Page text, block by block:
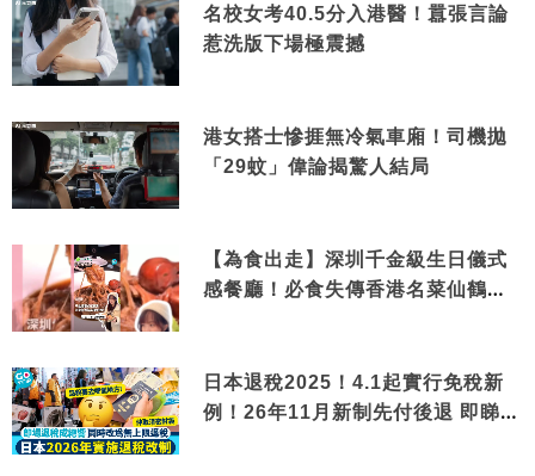
名校女考40.5分入港醫！囂張言論
惹洗版下場極震撼
港女搭士慘捱無冷氣車廂！司機拋
「29蚊」偉論揭驚人結局
【為食出走】深圳千金級生日儀式
感餐廳！必食失傳香港名菜仙鶴神
日本退稅2025！4.1起實行免稅新
例！26年11月新制先付後退 即睇步